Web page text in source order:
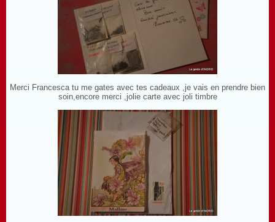
Merci Francesca tu me gates avec tes cadeaux ,je vais en prendre bien
soin,encore merci ,jolie carte avec joli timbre